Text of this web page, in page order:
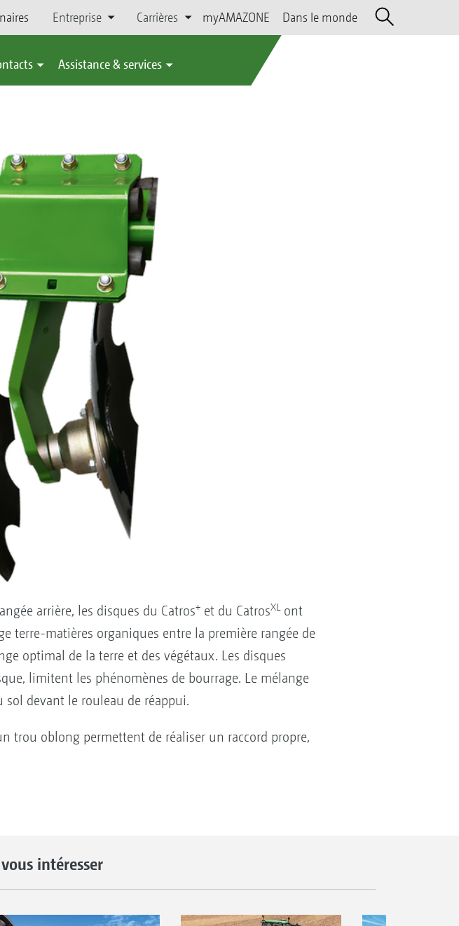
Entreprise Carrières myAMAZONE Dans le monde
Assistance & services
arrière, les disques du Catros+et du CatrosXLont
terre-matières organiques entre la première rangée de
optimal de la terre et des végétaux. Les disques
limitent les phénomènes de bourrage. Le mélange
devant le rouleau de réappui.
trou oblong permettent de réaliser un raccord propre,
intéresser